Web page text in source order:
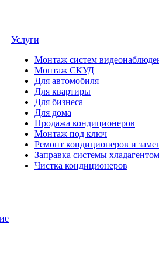
Услуги
Монтаж систем
Монтаж СКУД
Для автомобиля
Для квартиры
Для бизнеса
Для дома
Продажа кондиционеров
Монтаж под ключ
Ремонт кондиционеров и
Заправка системы
Чистка кондиционеров